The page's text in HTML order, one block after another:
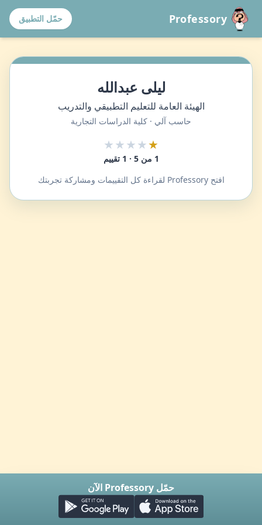
Professory حمّل التطبيق
ليلى عبدالله
الهيئة العامة للتعليم التطبيقي والتدريب
حاسب آلي · كلية الدراسات التجارية
★
★★★★
1 من 5 · 1 تقييم
افتح Professory لقراءة كل التقييمات ومشاركة تجربتك
حمّل Professory الآن